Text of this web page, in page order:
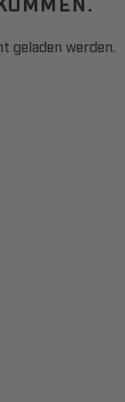
geladen werden.